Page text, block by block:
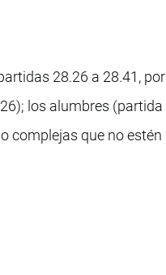
28.26 a 28.41, por
los alumbres (partida
complejas que no estén